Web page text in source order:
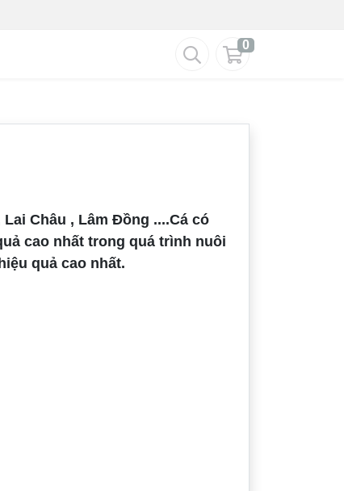
0
Châu , Lâm Đồng ....Cá có
cao nhất trong quá trình nuôi
quả cao nhất.